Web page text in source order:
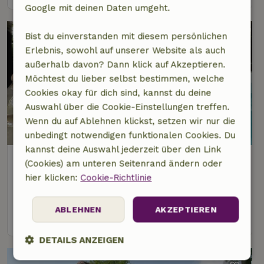
Naturhäuschen in Holten
3 km Abstand vom Zentrum von Holten
8,4/10
Ansehen
Google mit deinen Daten umgeht.
Bist du einverstanden mit diesem persönlichen
Erlebnis, sowohl auf unserer Website als auch
außerhalb davon? Dann klick auf Akzeptieren.
Möchtest du lieber selbst bestimmen, welche
Cookies okay für dich sind, kannst du deine
Auswahl über die Cookie-Einstellungen treffen.
Wenn du auf Ablehnen klickst, setzen wir nur die
unbedingt notwendigen funktionalen Cookies. Du
kannst deine Auswahl jederzeit über den Link
(Cookies) am unteren Seitenrand ändern oder
hier klicken: Cookie-Richtlinie
AKZEPTIEREN
ABLEHNEN
DETAILS ANZEIGEN